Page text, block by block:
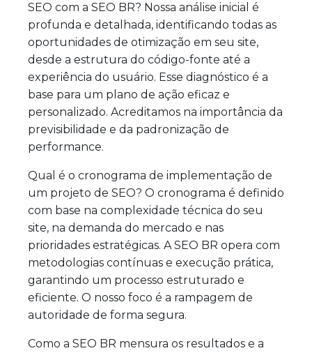
SEO com a SEO BR? Nossa análise inicial é
profunda e detalhada, identificando todas as
oportunidades de otimização em seu site,
desde a estrutura do código-fonte até a
experiência do usuário. Esse diagnóstico é a
base para um plano de ação eficaz e
personalizado. Acreditamos na importância da
previsibilidade e da padronização de
performance.
Qual é o cronograma de implementação de
um projeto de SEO? O cronograma é definido
com base na complexidade técnica do seu
site, na demanda do mercado e nas
prioridades estratégicas. A SEO BR opera com
metodologias contínuas e execução prática,
garantindo um processo estruturado e
eficiente. O nosso foco é a rampagem de
autoridade de forma segura.
Como a SEO BR mensura os resultados e a